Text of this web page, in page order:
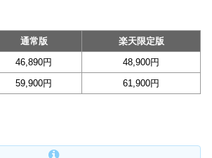
通常版
楽天限定版
46,890円
48,900円
59,900円 61,900円